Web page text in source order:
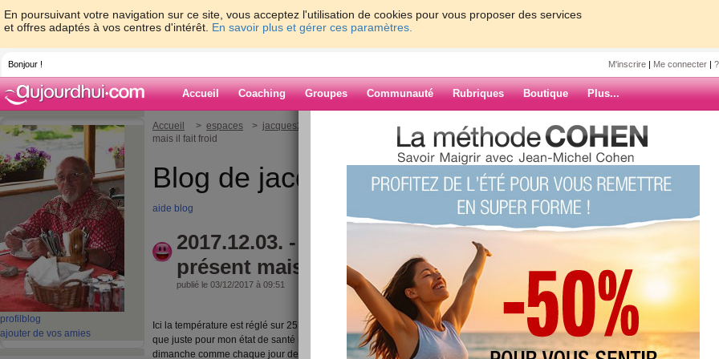
En poursuivant votre navigation sur ce site, vous acceptez l'utilisation de cookies pour vous proposer des services
et offres adaptés à vos centres d'intérêt. En savoir plus et gérer ces paramètres.
Bonjour ! M'inscrire | Me connecter |
Accueil Coaching Groupes Communauté Rubriques Boutique Plus...
profil blog
ajouter de vos amies
Accueil > espaces > jacques2308
> 2017.12.03. - Le soleil est bien présent
mais il fait froid
Blog de jacques2308
aide blog
2017.12.03. - Le soleil est bien
présent mais il fait froid
publié le 03/12/2017 à 09:51
Ici la température est réglé sur 25° mais le rendu n'est que de 23° est cela n'est
que juste pour mon état de santé mais bon il faut bien faire avec, oui c'est un
dimanche comme chaque jour de la semaine, beaucoup de gens passe tout près
ARCHIVES